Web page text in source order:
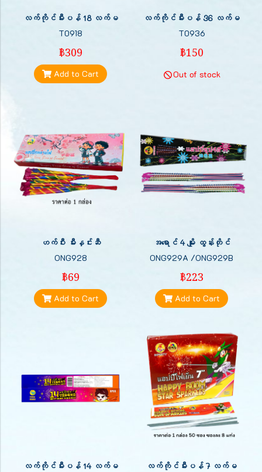
လက်ကိုင်မီးပန် 18 လက်မ
T0918
฿309
Add to Cart
လက်ကိုင်မီးပန် 36 လက်မ
T0936
฿150
Out of stock
ဟက်ပီး မီးနှင်းဆီ
ONG928
฿69
Add to Cart
အရောင် 4 မျိုး ထွန်းတိုင်
ONG929A /ONG929B
฿223
Add to Cart
လက်ကိုင်မီးပန် 14 လက်မ
လက်ကိုင်မီးပန် 7 လက်မ